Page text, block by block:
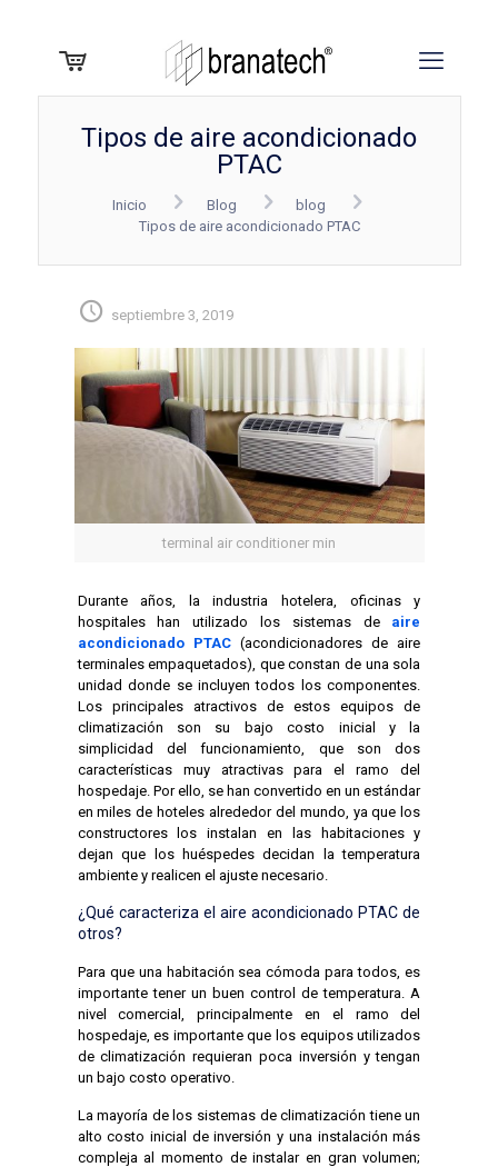
Tipos de aire acondicionado
PTAC
Inicio Blog
blog
Tipos de aire acondicionado PTAC
septiembre 3, 2019
terminal air conditioner min
Durante años, la industria hotelera, oficinas y
hospitales han utilizado los sistemas de aire
acondicionado PTAC(acondicionadores de aire
terminales empaquetados), que constan de una sola
unidad donde se incluyen todos los componentes.
Los principales atractivos de estos equipos de
climatización son su bajo costo inicial y la
simplicidad del funcionamiento, que son dos
características muy atractivas para el ramo del
hospedaje. Por ello, se han convertido en un estándar
en miles de hoteles alrededor del mundo, ya que los
constructores los instalan en las habitaciones y
dejan que los huéspedes decidan la temperatura
ambiente y realicen el ajuste necesario.
¿Qué caracteriza el aire acondicionado PTAC de
otros?
Para que una habitación sea cómoda para todos, es
importante tener un buen control de temperatura. A
nivel comercial, principalmente en el ramo del
hospedaje, es importante que los equipos utilizados
de climatización requieran poca inversión y tengan
un bajo costo operativo.
La mayoría de los sistemas de climatización tiene un
alto costo inicial de inversión y una instalación más
compleja al momento de instalar en gran volumen;